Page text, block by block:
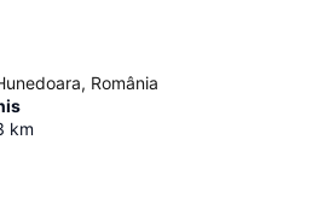
România
km